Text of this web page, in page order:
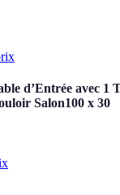
d’Entrée avec 1
Salon100 x 30